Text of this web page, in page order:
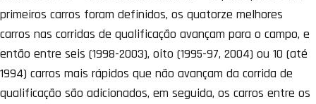
primeiros carros foram definidos, os quatorze melhores
carros nas corridas de qualificação avançam para o campo, e
então entre seis (1998-2003), oito (1995-97, 2004) ou 10 (até
1994) carros mais rápidos que não avançam da corrida de
qualificação são adicionados, em seguida, os carros entre os